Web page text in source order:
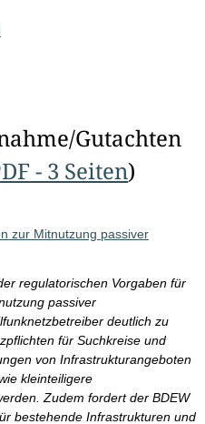
Gutachten
- 3 Seiten)
zur Mitnutzung passiver
regulatorischen Vorgaben für
passiver
deutlich zu
für Suchkreise und
von Infrastrukturangeboten
kleinteiligere
Zudem fordert der BDEW
bestehende Infrastrukturen und